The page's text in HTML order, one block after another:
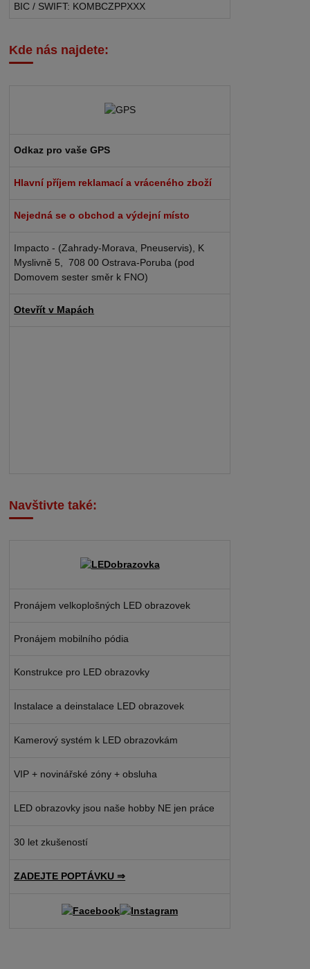
BIC / SWIFT: KOMBCZPPXXX
Kde nás najdete:
Odkaz pro vaše GPS
Hlavní příjem reklamací a vráceného zboží
Nejedná se o obchod a výdejní místo
Impacto - (Zahrady-Morava, Pneuservis), K
Myslivně 5, 708 00 Ostrava-Poruba (pod
Domovem sester směr k FNO)
Otevřít v Mapách
Navštivte také:
Pronájem velkoplošných LED obrazovek
Pronájem mobilního pódia
Konstrukce pro LED obrazovky
Instalace a deinstalace LED obrazovek
Kamerový systém k LED obrazovkám
VIP + novinářské zóny + obsluha
LED obrazovky jsou naše hobby NE jen práce
30 let zkušeností
ZADEJTE POPTÁVKU ⇒